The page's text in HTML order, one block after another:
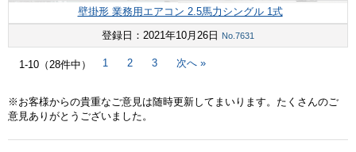
壁掛形 業務用エアコン 2.5馬力シングル 1式
登録日：2021年10月26日
No.7631
1-10（28件中） 1 2 3 次へ »
※お客様からの貴重なご意見は随時更新してまいります。たくさんのご
意見ありがとうございました。